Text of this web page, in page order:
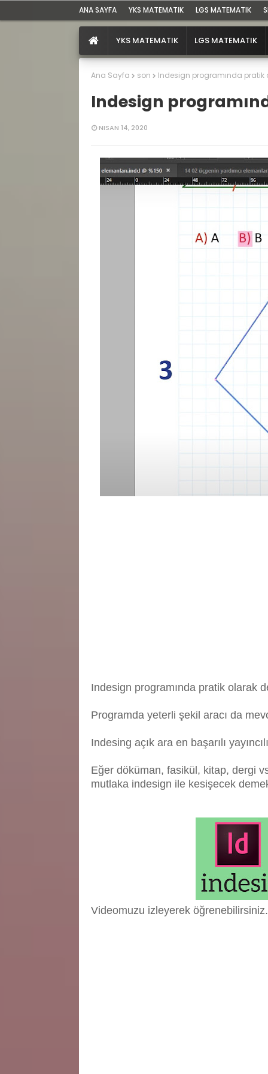
ANA SAYFA YKS MATEMATIK LGS MATEMATIK
YKS MATEMATIK LGS MATEMATIK
Ana Sayfa son Indesign programında pratik
Indesign
NISAN 14, 2020
Indesign programında pratik olarak
Programda yeterli şekil aracı da
Indesing açık ara en başarılı
Eğer döküman, fasikül, kitap, dergi
mutlaka indesign ile kesişecek
Videomuzu izleyerek öğrenebilirsiniz.